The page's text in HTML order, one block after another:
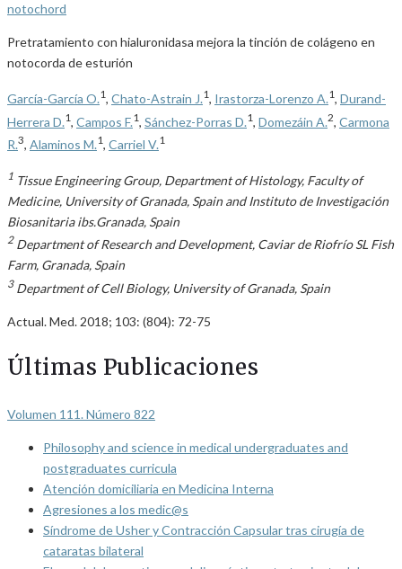
notochord
Pretratamiento con hialuronidasa mejora la tinción de colágeno en
notocorda de esturión
García-García O.1, Chato-Astrain J.1, Irastorza-Lorenzo A.1, Durand-
Herrera D. 1 Campos F. 1 Sánchez-Porras D. 1 Domezáin A. 2 Carmona
R.3, Alaminos M.1, Carriel V.1
1 Tissue Engineering Group, Department of Histology, Faculty of
Medicine, University of Granada, Spain and Instituto de Investigación
Biosanitaria ibs.Granada, Spain
2Department of Research and Development, Caviar de Riofrío SL Fish
Farm, Granada, Spain
3Department of Cell Biology, University of Granada, Spain
Actual. Med. 2018; 103: (804): 72-75
Últimas Publicaciones
Volumen 111. Número 822
Philosophy and science in medical undergraduates and
postgraduates curricula
Atención domiciliaria en Medicina Interna
Agresiones a los medic@s
Síndrome de Usher y Contracción Capsular tras cirugía de
cataratas bilateral